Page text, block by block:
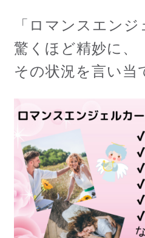
「ロマンスエン
驚くほど精妙に、
その状況を言い当